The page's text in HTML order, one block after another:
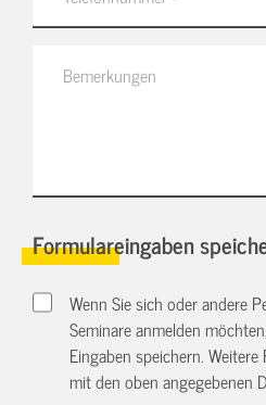
Formulareingaben
Wenn Sie sich oder andere
Seminare anmelden
Eingaben speichern.
mit den oben angegebenen